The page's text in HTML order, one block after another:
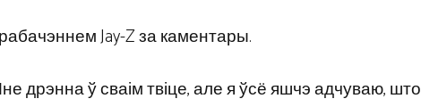
Jay-Z за каментары.
дрэнна ў сваім твіце, але я ўсё яшчэ адчуваю, што